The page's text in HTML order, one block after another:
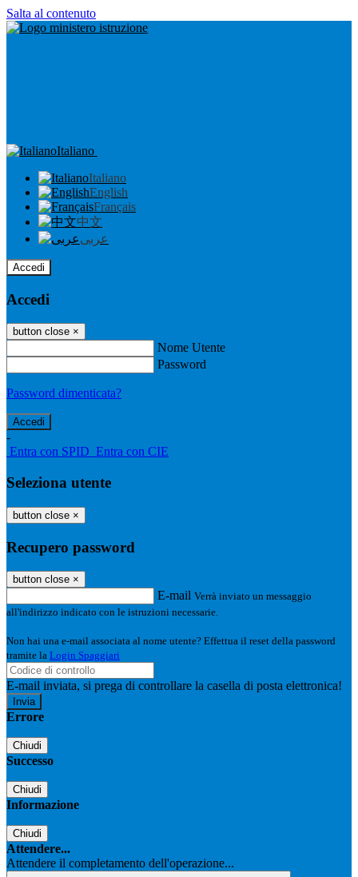
Salta al contenuto
Italiano
Italiano
English
Français
中文
عربى
Accedi
Accedi
button close ×
Nome Utente
Password
Password dimenticata?
-
Entra con SPID Entra con CIE
Seleziona utente
button close ×
Recupero password
button close ×
E-mail Verrà inviato un messaggio
all'indirizzo indicato con le istruzioni necessarie.
Non hai una e-mail associata al nome utente? Effettua il reset della password
tramite la Login Spaggiari
E-mail inviata, si prega di controllare la casella di posta elettronica!
Errore
Chiudi
Successo
Chiudi
Informazione
Chiudi
Attendere...
Attendere il completamento dell'operazione...